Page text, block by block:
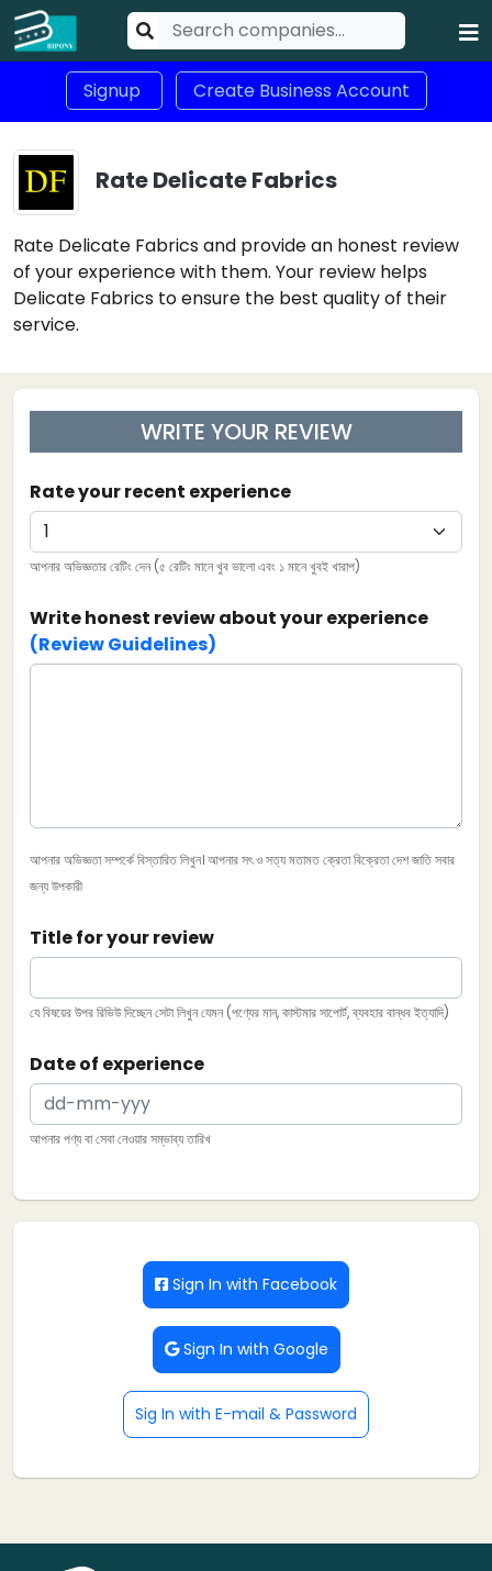
Signup Create Business Account
Rate Delicate Fabrics
Rate Delicate Fabrics and provide an honest review
of your experience with them. Your review helps
Delicate Fabrics to ensure the best quality of their
service.
WRITE YOUR REVIEW
Rate your recent experience
আপনার অভিজ্ঞতার রেটিং দেন (৫ রেটিং মানে খুব ভালো এবং ১ মানে খুবই খারাপ)
Write honest review about your experience
(Review Guidelines)
আপনার অভিজ্ঞতা সম্পর্কে বিস্তারিত লিখুন। আপনার সৎ ও সত্য মতামত ক্রেতা বিক্রেতা দেশ জাতি সবার
জন্য উপকারী
Title for your review
যে বিষয়ের উপর রিভিউ দিচ্ছেন সেটা লিখুন যেমন (পণ্যের মান, কাস্টমার সাপোর্ট, ব্যবহার বান্ধব ইত্যাদি)
Date of experience
আপনার পণ্য বা সেবা নেওয়ার সম্ভাব্য তারিখ
Sign In with Facebook
Sign In with Google
Sig In with E-mail & Password